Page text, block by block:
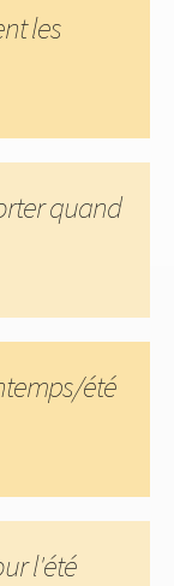
les
quand
été
l'été